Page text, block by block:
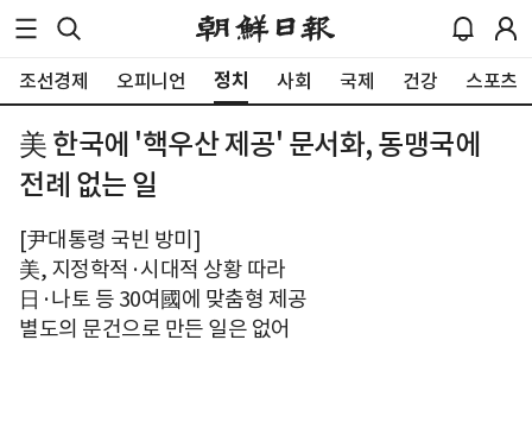
조선경제 오피니언 정치 사회 국제 건강 스포츠
美 한국에 '핵우산 제공' 문서화, 동맹국에
전례 없는 일
[尹대통령 국빈 방미]
美, 지정학적·시대적 상황 따라
日·나토 등 30여國에 맞춤형 제공
별도의 문건으로 만든 일은 없어